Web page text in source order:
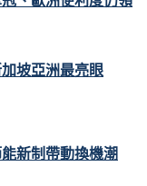
坡亞洲最亮眼
新制帶動換機潮